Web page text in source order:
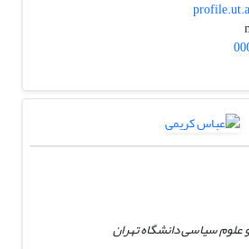
سیاسی دانشگاه تهران